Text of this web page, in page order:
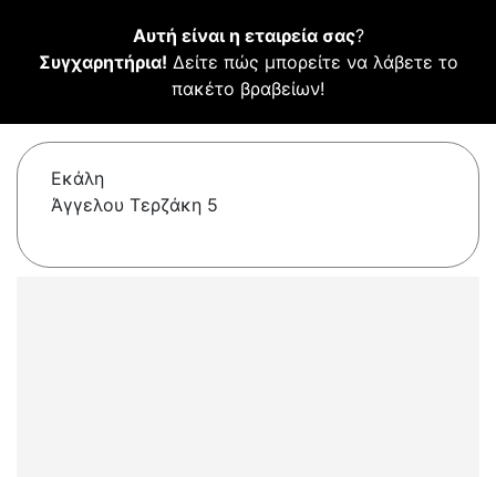
Αυτή είναι η εταιρεία σας?
Συγχαρητήρια! Δείτε πώς μπορείτε να λάβετε το
πακέτο βραβείων!
Εκάλη
Άγγελου Τερζάκη 5